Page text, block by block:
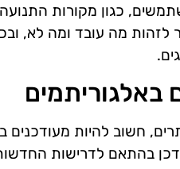
כגון מקורות
לזהות מה עובד ומה לא,
באלגוריתמים
חשוב להיות מעודכנים
בהתאם לדרישות